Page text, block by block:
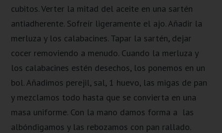
cubitos. Verter la mitad del aceite en una sartén
antiadherente. Sofreír ligeramente el ajo. Añadir la
merluza y los calabacines. Tapar la sartén, dejar
cocer removiendo a menudo. Cuando la merluza y
los calabacines estén desechos, los ponemos en un
bol. Añadimos perejil, sal, 1 huevo, las migas de pan
y mezclamos todo hasta que se convierta en una
masa uniforme. Con la mano damos forma a las
albóndigamos y las rebozamos con pan rallado.